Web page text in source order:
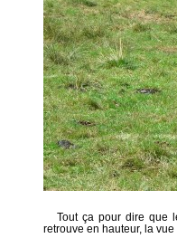
Tout ça pour dire que
retrouve en hauteur, la